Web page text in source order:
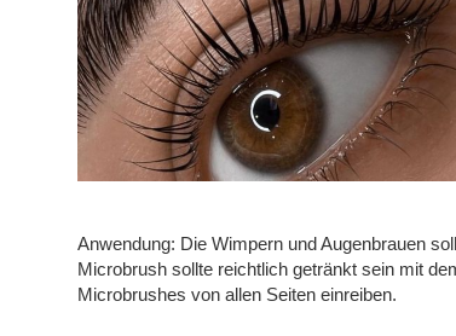
Anwendung: Die Wimpern und Augenbrauen
Microbrush sollte reichtlich getränkt sein mit
Microbrushes von allen Seiten einreiben.